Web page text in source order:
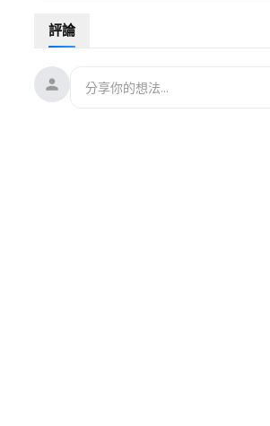
🌻https://landing.mailerlite.com/
㊙️爆料郵箱 ►sohtv99@gmail.com
評論